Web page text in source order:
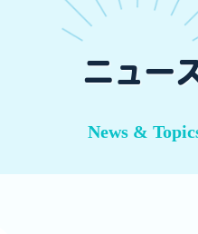
ニュー
News &